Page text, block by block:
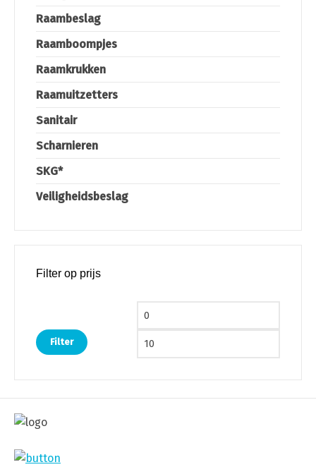
Raambeslag
Raamboompjes
Raamkrukken
Raamuitzetters
Sanitair
Scharnieren
SKG*
Veiligheidsbeslag
Filter op prijs
Min. prijs
Filter